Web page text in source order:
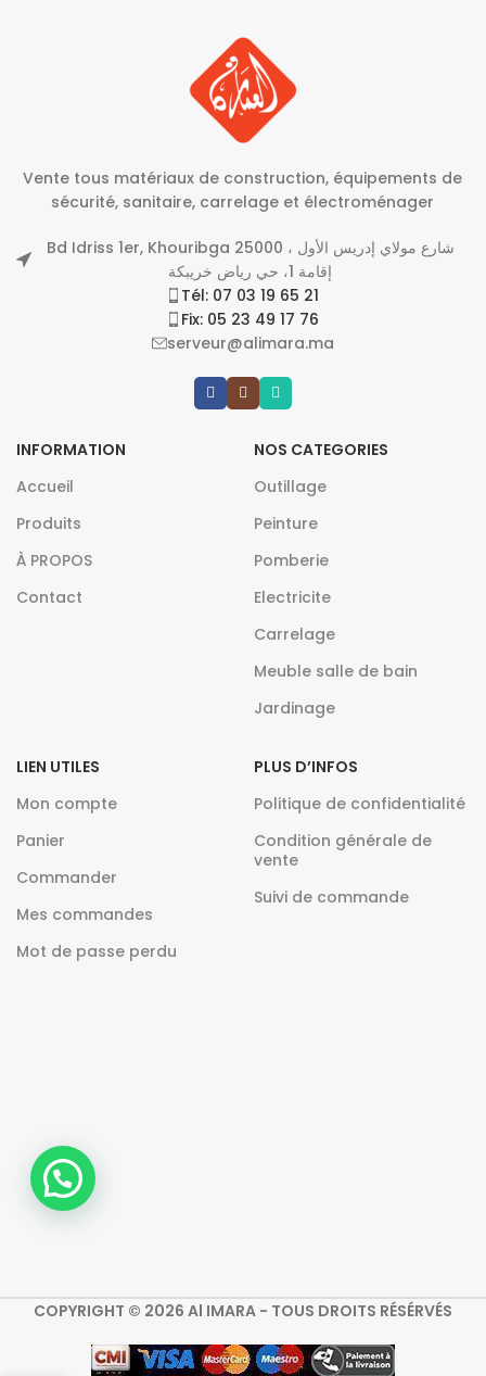
Vente tous matériaux de construction, équipements de
sécurité, sanitaire, carrelage et électroménager
Bd Idriss 1er, Khouribga 25000 شارع مولاي إدريس الأول ،
إقامة 1، حي رياض خريبكة
Tél: 07 03 19 65 21
Fix: 05 23 49 17 76
serveur@alimara.ma
INFORMATION
Accueil
Produits
À PROPOS
Contact
NOS CATEGORIES
Outillage
Peinture
Pomberie
Electricite
Carrelage
Meuble salle de bain
Jardinage
LIEN UTILES
Mon compte
Panier
Commander
Mes commandes
Mot de passe perdu
PLUS D’INFOS
Politique de confidentialité
Condition générale de
vente
Suivi de commande
COPYRIGHT © 2026 Al IMARA - TOUS DROITS RÉSÉRVÉS